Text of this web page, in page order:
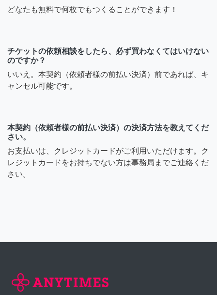
どなたも無料で何枚でもつくることができます！
チケットの依頼相談をしたら、必ず買わなくてはいけない
のですか？
いいえ。本契約（依頼者様の前払い決済）前であれば、キ
ャンセル可能です。
本契約（依頼者様の前払い決済）の決済方法を教えてくだ
さい。
お支払いは、クレジットカードがご利用いただけます。ク
レジットカードをお持ちでない方は事務局までご連絡くだ
さい。